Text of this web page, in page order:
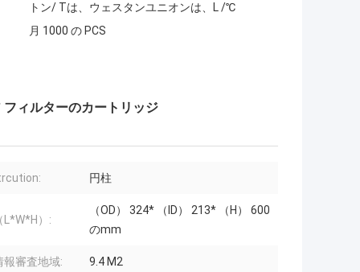
トン/ Tは、ウェスタンユニオンは、L /℃
月 1000 の PCS
ィルターのカートリッジ
円柱
L*W*H）:
（OD） 324* （ID） 213* （H） 600
のmm
報審査地域: 9.4 M2